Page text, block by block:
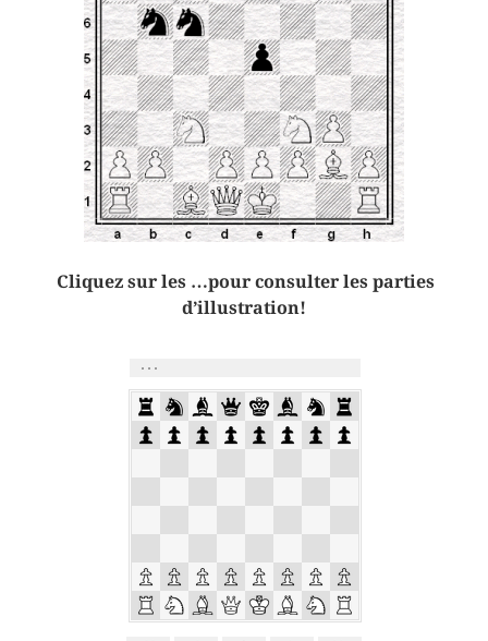
Cliquez sur les …pour consulter les parties
d’illustration!